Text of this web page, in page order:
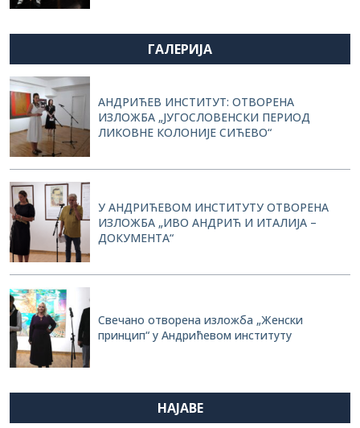
ГАЛЕРИЈА
АНДРИЋЕВ ИНСТИТУТ: ОТВОРЕНА
ИЗЛОЖБА „ЈУГОСЛОВЕНСКИ ПЕРИОД
ЛИКОВНЕ КОЛОНИЈЕ СИЋЕВО“
У АНДРИЋЕВОМ ИНСТИТУТУ ОТВОРЕНА
ИЗЛОЖБА „ИВО АНДРИЋ И ИТАЛИЈА –
ДОКУМЕНТА“
Свечано отворена изложба „Женски
принцип“ у Андрићевом институту
НАЈАВЕ